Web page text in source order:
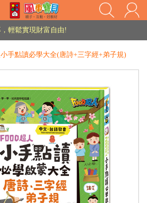
輕鬆實現財富自由!
如需更改或重開發票 需在訂單成立三天內通知客服 寄回發票需附上回郵郵票
員火熱招募中~
，輕鬆實現財富自由!
員火熱招募中~
！點我查看『海外購物流程說明』
手點讀必學大全(唐詩+三字經+弟子規)